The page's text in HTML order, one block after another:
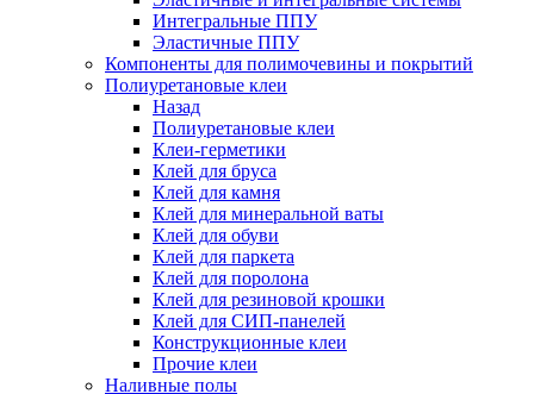
Интегральные ППУ
Эластичные ППУ
Компоненты для полимочевины и покрытий
Полиуретановые клеи
Назад
Полиуретановые клеи
Клеи-герметики
Клей для бруса
Клей для камня
Клей для минеральной ваты
Клей для обуви
Клей для паркета
Клей для поролона
Клей для резиновой крошки
Клей для СИП-панелей
Конструкционные клеи
Прочие клеи
Наливные полы